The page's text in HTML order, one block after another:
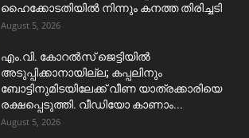
ഹൈക്കോടതിയിൽ നിന്നും കനത്ത തിരിച്ചടി
August 5, 2026
​എം.വി. കോറൽസ് ജെട്ടിയിൽ
അടുപ്പിക്കാനായില്ല; കപ്പലിനും
ബോട്ടിനുമിടയിലേക്ക് വീണ യാത്രക്കാരിയെ
രക്ഷപ്പെടുത്തി. വീഡിയോ കാണാം...
August 5, 2026